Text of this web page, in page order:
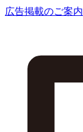
広告掲載のご案内